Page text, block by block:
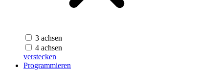
3 achsen
4 achsen
verstecken
Programmieren